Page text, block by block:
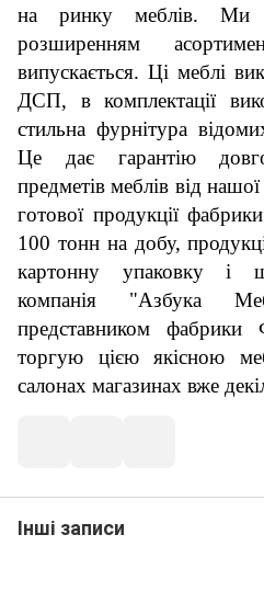
на ринку меблів. Ми
розширенням
випускається. Ці меблі
ДСП, в комплектації
стильна фурнітура
Це дає гарантію
предметів меблів від
готової продукції
100 тонн на добу,
картонну упаковку і
компанія "Азбука
представником фабрики
торгую цією якісною
салонах магазинах вже
Інші записи